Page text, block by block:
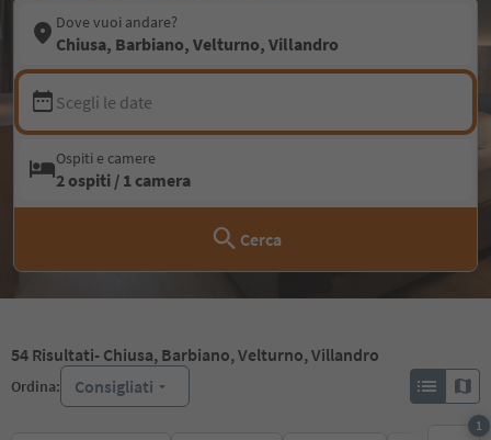
Dove vuoi andare?
Chiusa, Barbiano, Velturno, Villandro
Scegli le date
Ospiti e camere
2 ospiti / 1 camera
Cerca
54 Risultati- Chiusa, Barbiano, Velturno, Villandro
Ordina: Consigliati
1